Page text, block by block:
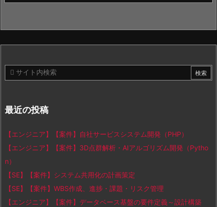
最近の投稿
【エンジニア】【案件】自社サービスシステム開発（PHP）
【エンジニア】【案件】3D点群解析・AIアルゴリズム開発（Pytho
n）
【SE】【案件】システム共用化の計画策定
【SE】【案件】WBS作成、進捗・課題・リスク管理
【エンジニア】【案件】データベース基盤の要件定義～設計構築